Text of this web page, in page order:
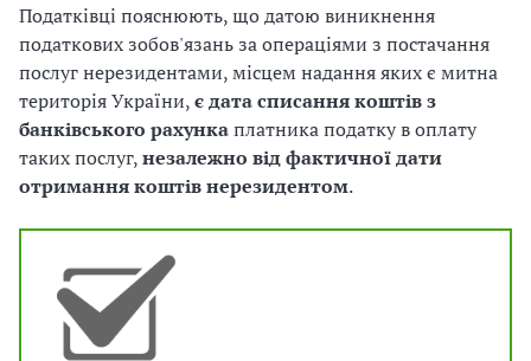
Податківці пояснюють, що датою виникнення
податкових зобов'язань за операціями з постачання
послуг нерезидентами, місцем надання яких є митна
територія України,є дата списання коштів з
банківського рахункаплатника податку в оплату
таких послуг,незалежно від фактичної дати
отримання коштів нерезидентом.